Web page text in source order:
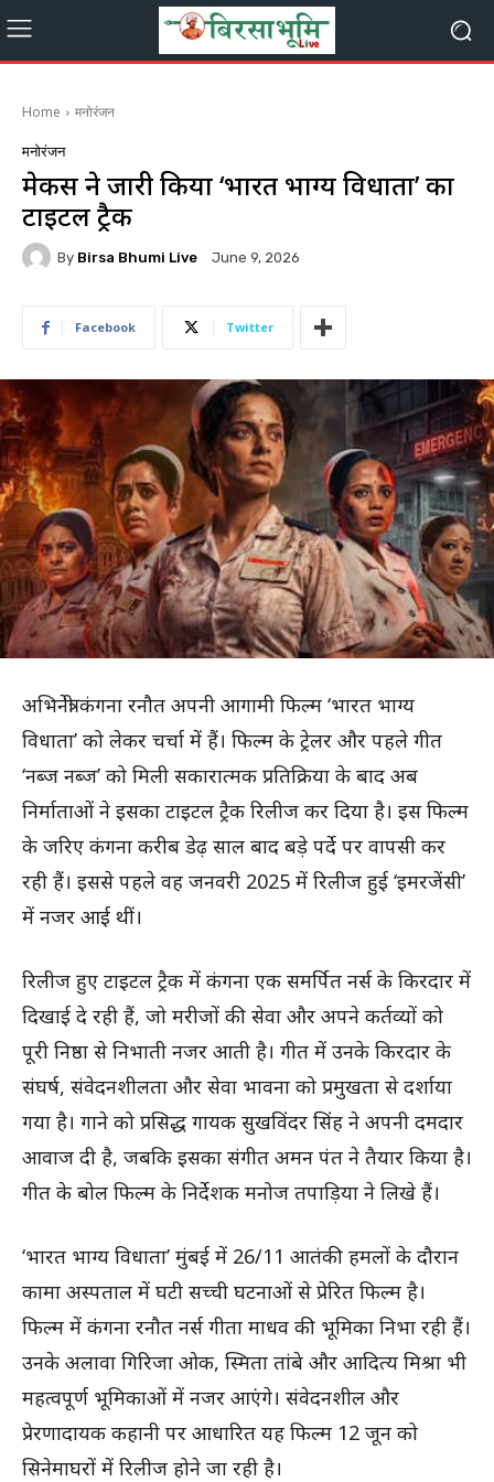
Home मनोरंजन
मनोरंजन
मेकर्स ने जारी किया ‘भारत भाग्य विधाता’ का
टाइटल ट्रैक
By Birsa Bhumi Live June 9, 2026
Facebook Twitter
अभिनेत्री कंगना रनौत अपनी आगामी फिल्म ‘भारत भाग्य
विधाता’ को लेकर चर्चा में हैं। फिल्म के ट्रेलर और पहले गीत
‘नब्ज नब्ज’ को मिली सकारात्मक प्रतिक्रिया के बाद अब
निर्माताओं ने इसका टाइटल ट्रैक रिलीज कर दिया है। इस फिल्म
के जरिए कंगना करीब डेढ़ साल बाद बड़े पर्दे पर वापसी कर
रही हैं। इससे पहले वह जनवरी 2025 में रिलीज हुई ‘इमरजेंसी’
में नजर आई थीं।
रिलीज हुए टाइटल ट्रैक में कंगना एक समर्पित नर्स के किरदार में
दिखाई दे रही हैं, जो मरीजों की सेवा और अपने कर्तव्यों को
पूरी निष्ठा से निभाती नजर आती है। गीत में उनके किरदार के
संघर्ष, संवेदनशीलता और सेवा भावना को प्रमुखता से दर्शाया
गया है। गाने को प्रसिद्ध गायक सुखविंदर सिंह ने अपनी दमदार
आवाज दी है, जबकि इसका संगीत अमन पंत ने तैयार किया है।
गीत के बोल फिल्म के निर्देशक मनोज तपाड़िया ने लिखे हैं।
‘भारत भाग्य विधाता’ मुंबई में 26/11 आतंकी हमलों के दौरान
कामा अस्पताल में घटी सच्ची घटनाओं से प्रेरित फिल्म है।
फिल्म में कंगना रनौत नर्स गीता माधव की भूमिका निभा रही हैं।
उनके अलावा गिरिजा ओक, स्मिता तांबे और आदित्य मिश्रा भी
महत्वपूर्ण भूमिकाओं में नजर आएंगे। संवेदनशील और
प्रेरणादायक कहानी पर आधारित यह फिल्म 12 जून को
सिनेमाघरों में रिलीज होने जा रही है।